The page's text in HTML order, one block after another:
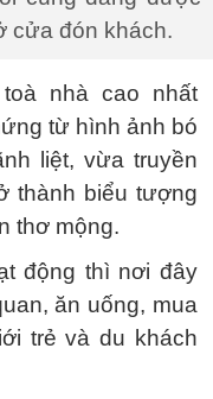
cửa đón khách.
nhà cao nhất
từ hình ảnh bó
liệt, vừa truyền
thành biểu tượng
thơ mộng.
động thì nơi đây
ăn uống, mua
trẻ và du khách